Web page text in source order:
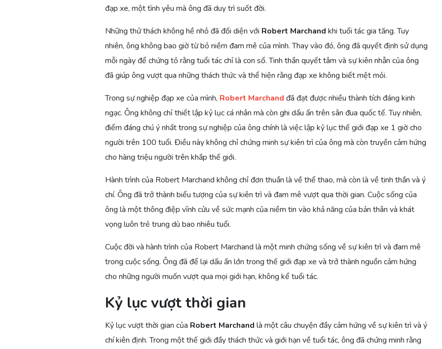
đạp xe, một tình yêu mà ông đã duy trì suốt đời.
Những thử thách không hề nhỏ đã đối diện với Robert Marchand khi tuổi tác gia tăng. Tuy
nhiên, ông không bao giờ từ bỏ niềm đam mê của mình. Thay vào đó, ông đã quyết định sử dụng
mỗi ngày để chứng tỏ rằng tuổi tác chỉ là con số. Tinh thần quyết tâm và sự kiên nhẫn của ông
đã giúp ông vượt qua những thách thức và thể hiện rằng đạp xe không biết mệt mỏi.
Trong sự nghiệp đạp xe của mình, Robert Marchand đã đạt được nhiều thành tích đáng kinh
ngạc. Ông không chỉ thiết lập kỷ lục cá nhân mà còn ghi dấu ấn trên sân đua quốc tế. Tuy nhiên,
điểm đáng chú ý nhất trong sự nghiệp của ông chính là việc lập kỷ lục thế giới đạp xe 1 giờ cho
người trên 100 tuổi. Điều này không chỉ chứng minh sự kiên trì của ông mà còn truyền cảm hứng
cho hàng triệu người trên khắp thế giới.
Hành trình của Robert Marchand không chỉ đơn thuần là về thể thao, mà còn là về tinh thần và ý
chí. Ông đã trở thành biểu tượng của sự kiên trì và đam mê vượt qua thời gian. Cuộc sống của
ông là một thông điệp vĩnh cửu về sức mạnh của niềm tin vào khả năng của bản thân và khát
vọng luôn trẻ trung dù bao nhiêu tuổi.
Cuộc đời và hành trình của Robert Marchand là một minh chứng sống về sự kiên trì và đam mê
trong cuộc sống. Ông đã để lại dấu ấn lớn trong thế giới đạp xe và trở thành nguồn cảm hứng
cho những người muốn vượt qua mọi giới hạn, không kể tuổi tác.
Kỷ lục vượt thời gian
Kỷ lục vượt thời gian của Robert Marchand là một câu chuyện đầy cảm hứng về sự kiên trì và ý
chí kiên định. Trong một thế giới đầy thách thức và giới hạn về tuổi tác, ông đã chứng minh rằng